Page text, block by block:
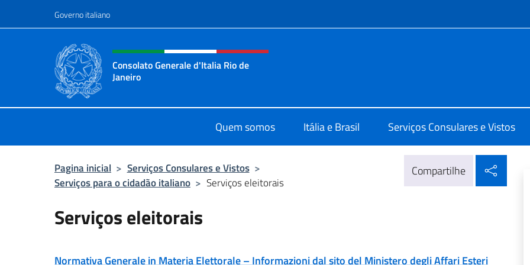
Governo italiano
Site, social e cabeçalho do menu
Consolato Generale d'Italia Rio de
Janeiro
Quem somos Itália e Brasil Serviços Consulares e Vistos
Pagina inicial > Serviços Consulares e Vistos >
Serviços para o cidadão italiano > Serviços eleitorais
Compartilhe
Serviços eleitorais
Normativa Generale in Materia Elettorale – Informazioni dal sito del Ministero degli Affari Esteri